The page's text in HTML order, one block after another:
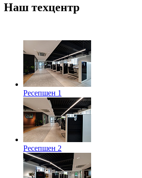
Наш техцентр
Ресепшен 1
Ресепшен 2